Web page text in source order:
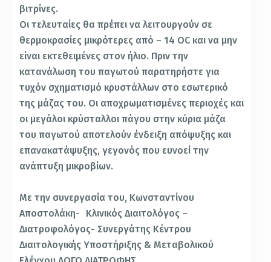
βιτρίνες.
Οι τελευταίες θα πρέπει να λειτουργούν σε
θερμοκρασίες μικρότερες από – 14 OC και να μην
είναι εκτεθειμένες στον ήλιο. Πριν την
κατανάλωση του παγωτού παρατηρήστε για
τυχόν σχηματισμό κρυστάλλων στο εσωτερικό
της μάζας του. Οι αποχρωματισμένες περιοχές και
οι μεγάλοι κρύσταλλοι πάγου στην κύρια μάζα
του παγωτού αποτελούν ένδειξη απόψυξης και
επανακατάψυξης, γεγονός που ευνοεί την
ανάπτυξη μικροβίων.
Με την συνεργασία του, Κωνσταντίνου
Αποστολάκη- Κλινικός Διαιτολόγος –
Διατροφολόγος- Συνεργάτης Κέντρου
Διαιτολογικής Υποστήριξης & Μεταβολικού